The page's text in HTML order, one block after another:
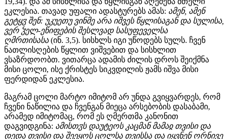
ეკლესია. თავად უფალი ადასტურებს ამას: ამენ, ამენ
გეტყჳ შენ: უკუეთუ ვინმე არა იშვეს წყლისაგან და სულისა,
ვერ ჴელ-ეწიფების შესლვად სასუფეველსა
ღმრთისასა(ინ. 3,5). სისხლს იგი უწოდებს სულს. ჩვენ
ნათლისღების წყლით ვიშვებით და სისხლით
ვსაზრდოობთ. ვითარცა ადამის ძილის დროს შეიქმნა
მისი ცოლი, ისე ქრისტეს სიკვდილის ჟამს იშვა მისი
ფერდიდან ეკლესია.
მაგრამ ცოლი მარტო იმიტომ არ უნდა გვიყვარდეს, რომ
ჩვენი ნაწილია და ჩვენგან მიეცა არსებობის დასაბამი,
არამედ იმიტომაც, რომ ეს ღმერთმა კანონით
დაგვიდგინა: ამისთჳს დაუტეოს კაცმან მამაჲ თვისი და
დედა თვისი და შეეყოს ცოლსა თვისსა და იყვნენ ორნივე